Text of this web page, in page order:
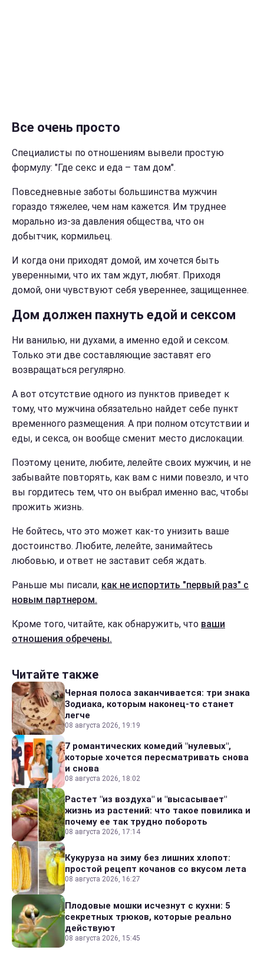
Все очень просто
Специалисты по отношениям вывели простую
формулу: "Где секс и еда – там дом".
Повседневные заботы большинства мужчин
гораздо тяжелее, чем нам кажется. Им труднее
морально из-за давления общества, что он
добытчик, кормильец.
И когда они приходят домой, им хочется быть
уверенными, что их там ждут, любят. Приходя
домой, они чувствуют себя увереннее, защищеннее.
Дом должен пахнуть едой и сексом
Ни ванилью, ни духами, а именно едой и сексом.
Только эти две составляющие заставят его
возвращаться регулярно.
А вот отсутствие одного из пунктов приведет к
тому, что мужчина обязательно найдет себе пункт
временного размещения. А при полном отсутствии и
еды, и секса, он вообще сменит место дислокации.
Поэтому цените, любите, лелейте своих мужчин, и не
забывайте повторять, как вам с ними повезло, и что
вы гордитесь тем, что он выбрал именно вас, чтобы
прожить жизнь.
Не бойтесь, что это может как-то унизить ваше
достоинство. Любите, лелейте, занимайтесь
любовью, и ответ не заставит себя ждать.
Раньше мы писали, как не испортить "первый раз" с
новым партнером.
Кроме того, читайте, как обнаружить, что ваши
отношения обречены.
Читайте также
Черная полоса заканчивается: три знака
Зодиака, которым наконец-то станет
легче
08 августа 2026, 19:19
7 романтических комедий "нулевых",
которые хочется пересматривать снова
и снова
08 августа 2026, 18:02
Растет "из воздуха" и "высасывает"
жизнь из растений: что такое повилика и
почему ее так трудно побороть
08 августа 2026, 17:14
Кукуруза на зиму без лишних хлопот:
простой рецепт кочанов со вкусом лета
08 августа 2026, 16:27
Плодовые мошки исчезнут с кухни: 5
секретных трюков, которые реально
действуют
08 августа 2026, 15:45